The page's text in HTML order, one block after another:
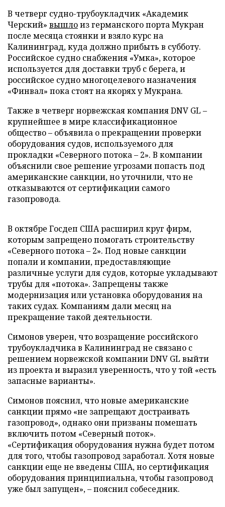
В четверг судно-трубоукладчик «Академик
Черский» вышлоиз германского порта Мукран
после месяца стоянки и взяло курс на
Калининград, куда должно прибыть в субботу.
Российское судно снабжения «Умка», которое
используется для доставки труб с берега, и
российское судно многоцелевого назначения
«Финвал» пока стоят на якорях у Мукрана.
Также в четверг норвежская компания DNV GL –
крупнейшее в мире классификационное
общество – объявила о прекращении проверки
оборудования судов, используемого для
прокладки «Северного потока – 2». В компании
объяснили свое решение угрозами попасть под
американские санкции, но уточнили, что не
отказываются от сертификации самого
газопровода.
В октябре Госдеп США расширил круг фирм,
которым запрещено помогать строительству
«Северного потока – 2». Под новые санкции
попали и компании, предоставляющие
различные услуги для судов, которые укладывают
трубы для «потока». Запрещены также
модернизация или установка оборудования на
таких судах. Компаниям дали месяц на
прекращение такой деятельности.
Симонов уверен, что возращение российского
трубоукладчика в Калининград не связано с
решением норвежской компании DNV GL выйти
из проекта и выразил уверенность, что у той «есть
запасные варианты».
Симонов пояснил, что новые американские
санкции прямо «не запрещают достраивать
газопровод», однако они призваны помешать
включить потом «Северный поток».
«Сертификация оборудования нужна будет потом
для того, чтобы газопровод заработал. Хотя новые
санкции еще не введены США, но сертификация
оборудования принципиальна, чтобы газопровод
уже был запущен», – пояснил собеседник.